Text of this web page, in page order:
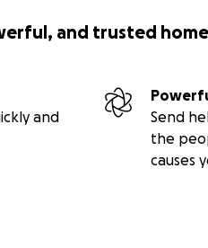
and trusted
and
Send
the
causes